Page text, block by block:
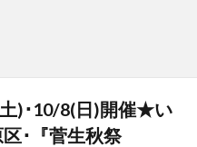
土)･10/8(日)開催★い
･『菅生秋祭